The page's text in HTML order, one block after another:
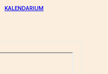
KALENDARIUM